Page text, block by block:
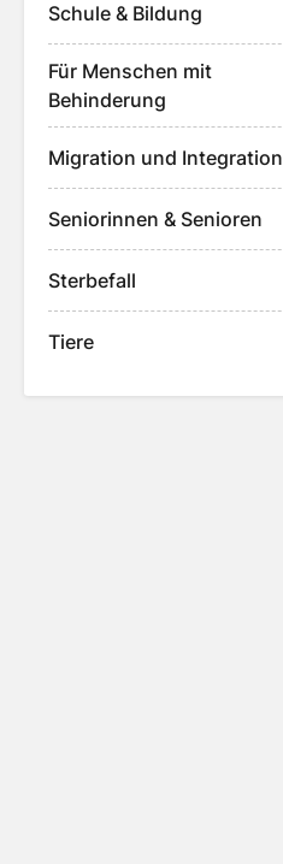
Schule & Bildung
Für Menschen mit
Behinderung
Migration und Integration
Seniorinnen & Senioren
Sterbefall
Tiere